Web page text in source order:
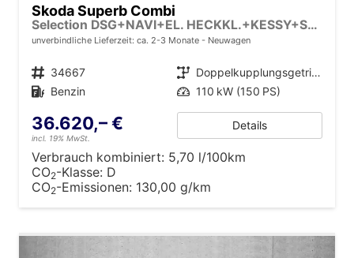
Skoda Superb Combi
Selection DSG+NAVI+EL. HECKKL.+KESSY+SHZ V+H
unverbindliche Lieferzeit: ca. 2-3 Monate Neuwagen
Fahrzeugnr. 34667 Getriebe
Doppelkupplungsgetriebe (DSG)
Kraftstoff Benzin Leistung 110 kW (150 PS)
36.620,– €
incl. 19% MwSt.
Details
Verbrauch kombiniert: 5,70 l/100km
CO2-Klasse: D
CO2-Emissionen: 130,00 g/km